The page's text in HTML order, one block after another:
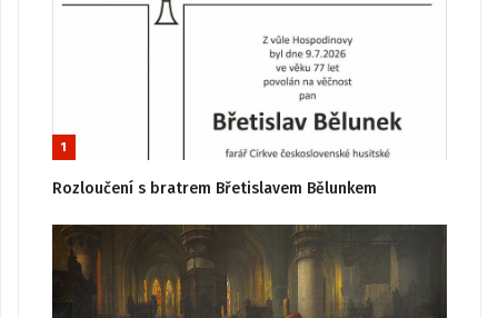
1
Rozloučení s bratrem Břetislavem Bělunkem